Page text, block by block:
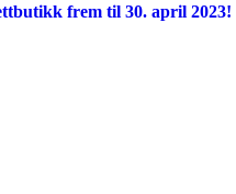
frem til 30. april 2023!